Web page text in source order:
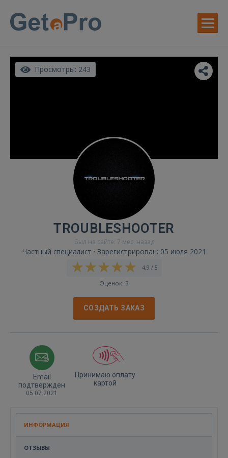
Просмотры: 243
TROUBLESHOOTER
Был на сайте: 7 мес. назад
Частный специалист · Зарегистрирован: 05 июля 2021
4,9 / 5
Оценок: 3
СОЗДАТЬ ЗАКАЗ
Email
подтвержден
05.07.2021
Принимаю оплату
картой
ИНФОРМАЦИЯ
ОТЗЫВЫ